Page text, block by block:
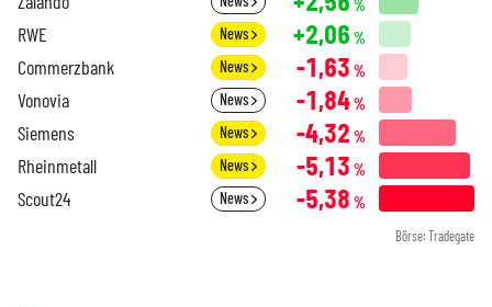
%
RWE News +2,06 %
Commerzbank News -1,63 %
Vonovia News -1,84%
Siemens News -4,32 %
Rheinmetall News -5,13 %
Scout24 News -5,38 %
Börse: Tradegate